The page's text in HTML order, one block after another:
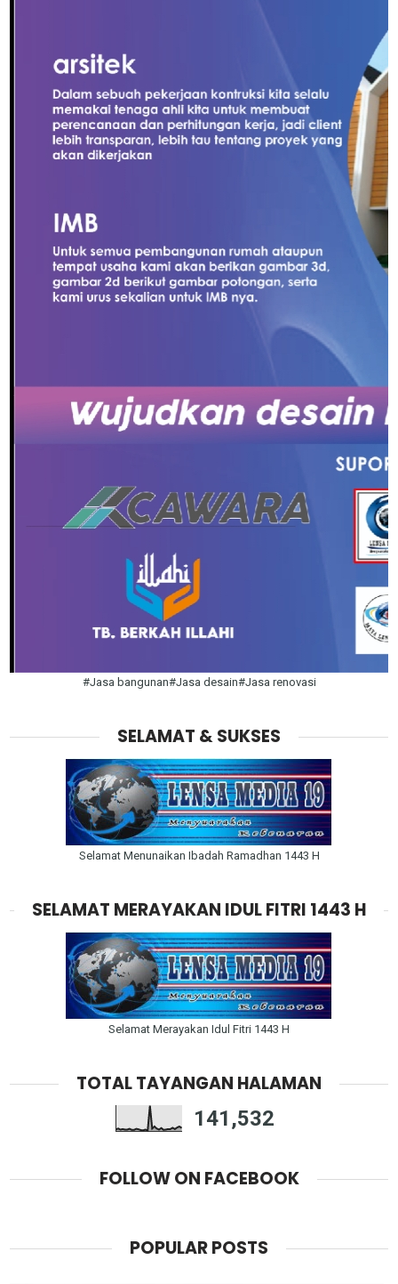
#Jasa bangunan#Jasa desain#Jasa renovasi
SELAMAT & SUKSES
Selamat Menunaikan Ibadah Ramadhan 1443 H
SELAMAT MERAYAKAN IDUL FITRI 1443 H
Selamat Merayakan Idul Fitri 1443 H
TOTAL TAYANGAN HALAMAN
141,532
FOLLOW ON FACEBOOK
POPULAR POSTS